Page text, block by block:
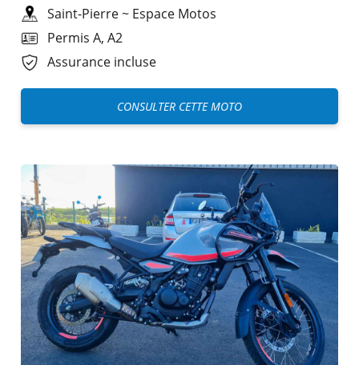
Saint-Pierre~ Espace Motos
Permis A, A2
Assurance incluse
CONSULTER CETTE MOTO